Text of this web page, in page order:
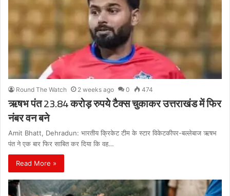
Round The Watch 2 weeks ago 0 474
ऋषभ पंत 23.84 करोड़ रुपये टैक्स चुकाकर उत्तराखंड में फिर
नंबर वन बने
Amit Bhatt, Dehradun: भारतीय क्रिकेट टीम के स्टार विकेटकीपर-बल्लेबाज ऋषभ
पंत ने एक बार फिर साबित कर दिया कि वह…
Read More »